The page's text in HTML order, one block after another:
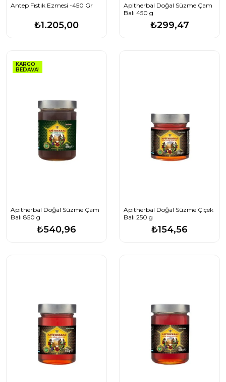
Antep Fıstık Ezmesi -450 Gr
₺1.205,00
Apitherbal Doğal Süzme Çam
Balı 450 g
₺299,47
KARGO
BEDAVA!
Apitherbal Doğal Süzme Çam
Balı 850 g
₺540,96
Apitherbal Doğal Süzme Çiçek
Balı 250 g
₺154,56